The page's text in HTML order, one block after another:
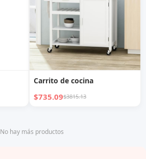
Carrito de cocina
$735.09$3815.13
No hay más productos